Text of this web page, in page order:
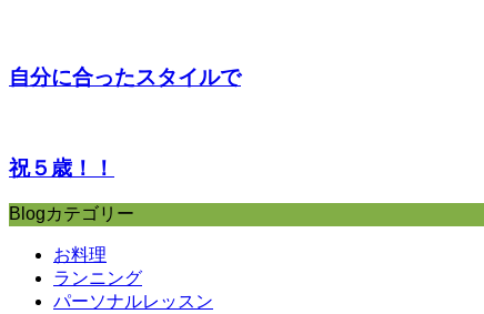
自分に合ったスタイルで
祝５歳！！
Blogカテゴリー
お料理
ランニング
パーソナルレッスン